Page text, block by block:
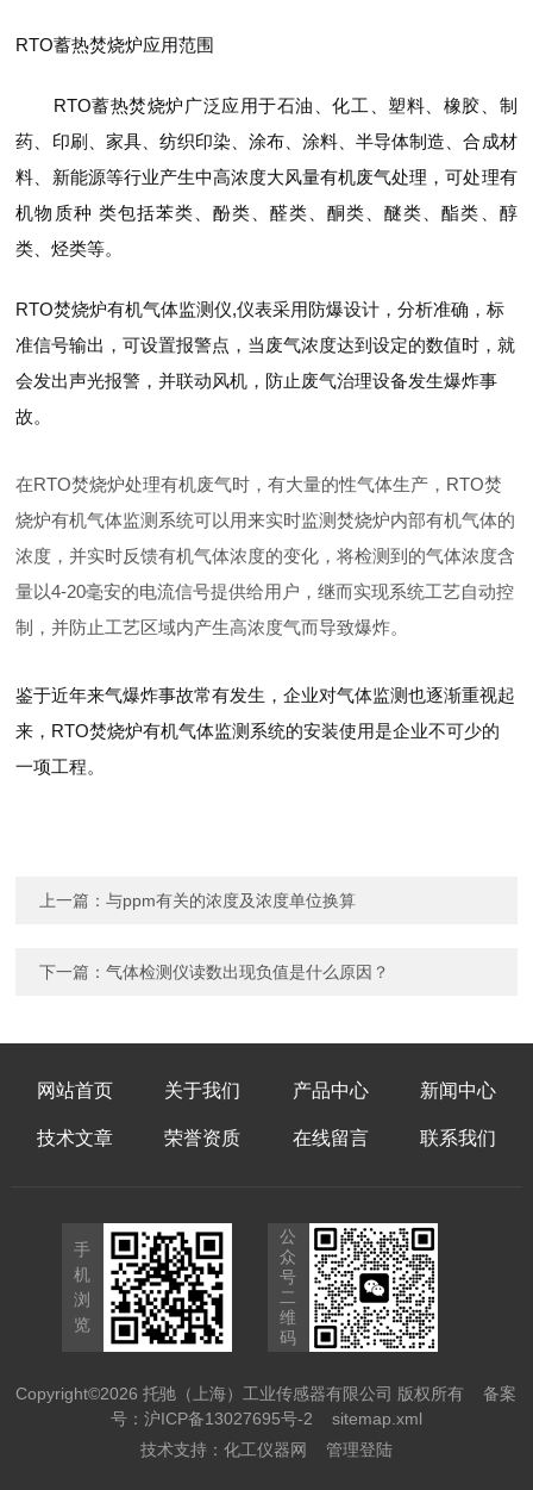
RTO蓄热焚烧炉应用范围
RTO蓄热焚烧炉广泛应用于石油、化工、塑料、橡胶、制
药、印刷、家具、纺织印染、涂布、涂料、半导体制造、合成材
料、新能源等行业产生中高浓度大风量有机废气处理，可处理有
机物质种 类包括苯类、酚类、醛类、酮类、醚类、酯类、醇
类、烃类等。
RTO焚烧炉有机气体监测仪,仪表采用防爆设计，分析准确，标
准信号输出，可设置报警点，当废气浓度达到设定的数值时，就
会发出声光报警，并联动风机，防止废气治理设备发生爆炸事
故。
在RTO焚烧炉处理有机废气时，有大量的性气体生产，RTO焚
烧炉有机气体监测系统可以用来实时监测焚烧炉内部有机气体的
浓度，并实时反馈有机气体浓度的变化，将检测到的气体浓度含
量以4-20毫安的电流信号提供给用户，继而实现系统工艺自动控
制，并防止工艺区域内产生高浓度气而导致爆炸。
鉴于近年来气爆炸事故常有发生，企业对气体监测也逐渐重视起
来，RTO焚烧炉有机气体监测系统的安装使用是企业不可少的
一项工程。
上一篇：与ppm有关的浓度及浓度单位换算
下一篇：气体检测仪读数出现负值是什么原因？
网站首页 关于我们 产品中心 新闻中心
技术文章 荣誉资质 在线留言 联系我们
手
机
浏
览
公
众
号
二
维
码
Copyright©2026 托驰（上海）工业传感器有限公司 版权所有备案
号：沪ICP备13027695号-2
sitemap.xml
技术支持： 化工仪器网 管理登陆